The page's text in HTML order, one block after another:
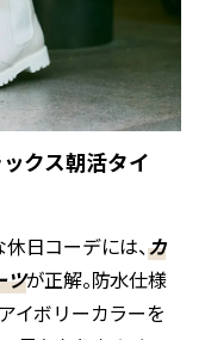
クス朝活タイ
日コーデには、カ
ツが正解。防水仕様
イボリーカラーを